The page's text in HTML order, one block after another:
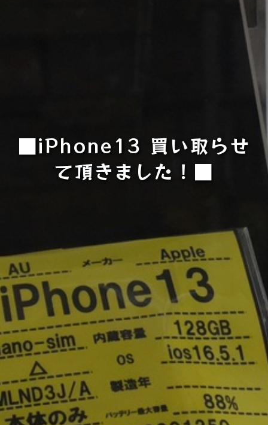
■iPhone13 買い取らせ
て頂きました！■